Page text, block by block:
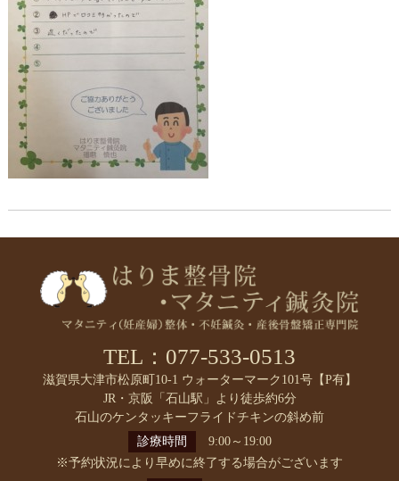
TEL：077-533-0513
滋賀県大津市松原町10-1 ウォーターマーク101号【P有】
JR・京阪「石山駅」より徒歩約6分
石山のケンタッキーフライドチキンの斜め前
診療時間
9:00～19:00
※予約状況により早めに終了する場合がございます